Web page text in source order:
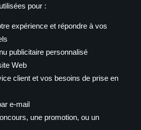
pour :
expérience et répondre à vos
publicitaire personnalisé
Web
client et vos besoins de prise en
e-mail
une promotion, ou un